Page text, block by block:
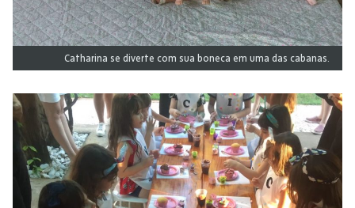
Catharina se diverte com sua boneca em uma das cabanas.